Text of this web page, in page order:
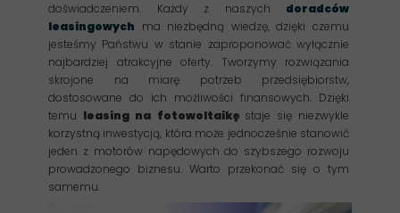
doświadczeniem. Każdy z naszych
doradców
leasingowych ma niezbędną wiedzę, dzięki czemu
jesteśmy Państwu w stanie zaproponować wyłącznie
najbardziej atrakcyjne oferty. Tworzymy rozwiązania
skrojone na miarę potrzeb przedsiębiorstw,
dostosowane do ich możliwości finansowych. Dzięki
temu leasing na fotowoltaikę staje się niezwykle
korzystną inwestycją, która może jednocześnie stanowić
jeden z motorów napędowych do szybszego rozwoju
prowadzonego biznesu. Warto przekonać się o tym
samemu.